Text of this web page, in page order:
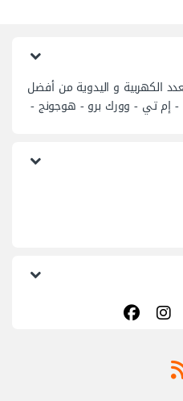
الكهربية و اليدوية من أفضل
- إم تي - وورك برو - هوجونج -